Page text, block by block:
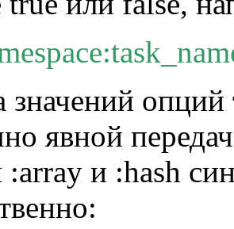
значений
явной
:array и :hash